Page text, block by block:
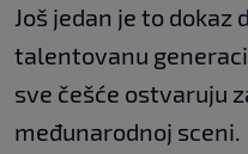
Još jedan je to dokaz
talentovanu
sve češće ostvaruju
međunarodnoj sceni.